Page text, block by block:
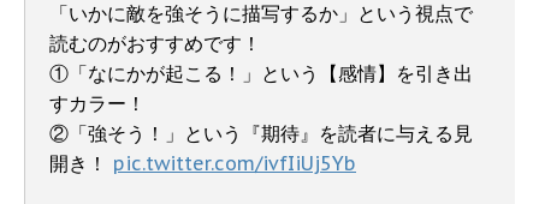
「いかに敵を強そうに描写するか」という視点で
読むのがおすすめです！
①「なにかが起こる！」という【感情】を引き出
すカラー！
②「強そう！」という『期待』を読者に与える見
開き！ pic.twitter.com/ivfIiUj5Yb